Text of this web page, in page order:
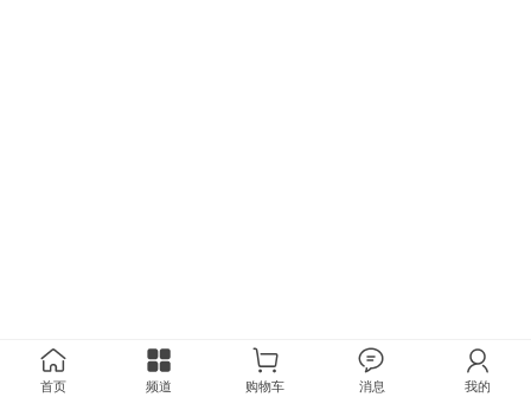
首页 频道 购物车 消息 我的